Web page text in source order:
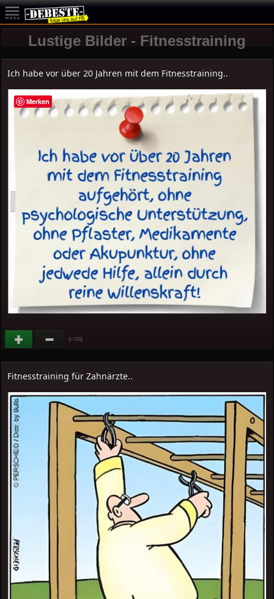
Lustige Bilder - Fitnesstraining
Ich habe vor über 20 Jahren mit dem Fitnesstraining..
(+133)
Fitnesstraining für Zahnärzte..
Merken